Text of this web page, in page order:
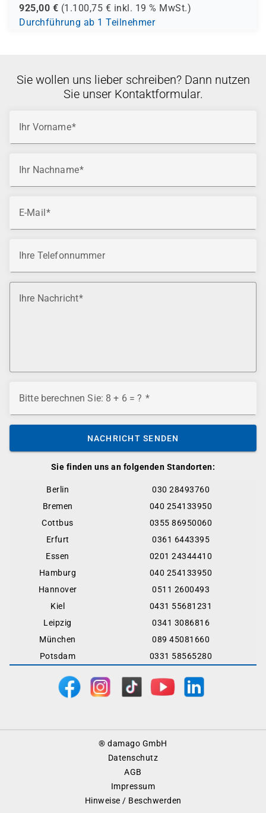
925,00 € (1.100,75 € inkl. 19 % MwSt.)
Durchführung ab 1 Teilnehmer
Sie finden uns an folgenden Standorten:
Berlin
030 28493760
Bremen
040 254133950
Cottbus
0355 86950060
Erfurt
0361 6443395
Essen
0201 24344410
Hamburg
040 254133950
Hannover
0511 2600493
Kiel
0431 55681231
Leipzig
0341 3086816
München
089 45081660
Potsdam
0331 58565280
Sie wollen uns lieber schreiben? Dann nutzen
Sie unser Kontaktformular.
Ihr Vorname
Ihr Nachname
E-Mail
Ihre Telefonnummer
Ihre Nachricht
Bitte berechnen Sie: 8 + 6 = ?
NACHRICHT SENDEN
® damago GmbH
Datenschutz
AGB
Impressum
Hinweise / Beschwerden